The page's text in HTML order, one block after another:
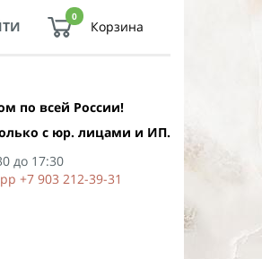
0
Корзина
по всей России!
с юр. лицами и ИП.
до 17:30
+7 903 212-39-31